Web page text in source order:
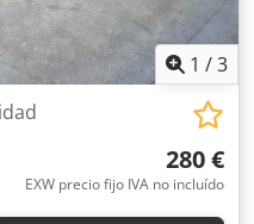
1 /3
280 €
EXW precio fijo IVA no incluído